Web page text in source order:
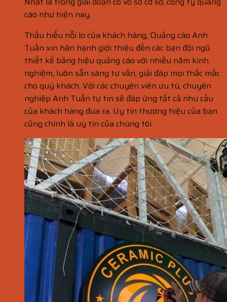
cáo như hiện nay.
Thấu hiểu nỗi lo của khách hàng, Quảng cáo Anh
Tuấn xin hân hạnh giới thiệu đến các bạn đội ngũ
thiết kế bảng hiệu quảng cáo với nhiều năm kinh
nghiệm, luôn sẵn sàng tư vấn, giải đáp mọi thắc mắc
cho quý khách. Với các chuyên viên ưu tú, chuyên
nghiệp Anh Tuấn tự tin sẽ đáp ứng tất cả nhu cầu
của khách hàng đưa ra. Uy tín thương hiệu của bạn
cũng chính là uy tín của chúng tôi.